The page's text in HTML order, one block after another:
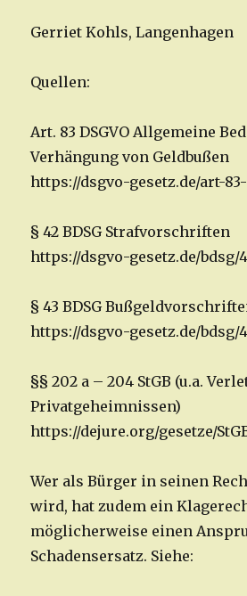
Gerriet Kohls, Langenhagen
Quellen:
Art. 83 DSGVO Allgemeine
Verhängung von Geldbußen
https://dsgvo-gesetz.de/art-
§ 42 BDSG Strafvorschriften
https://dsgvo-gesetz.de/bdsg/
§ 43 BDSG
https://dsgvo-gesetz.de/bdsg/
§§ 202 a – 204 StGB (u.a.
Privatgeheimnissen)
https://dejure.org/gesetze/
Wer als Bürger in seinen
wird, hat zudem ein
möglicherweise einen
Schadensersatz. Siehe: